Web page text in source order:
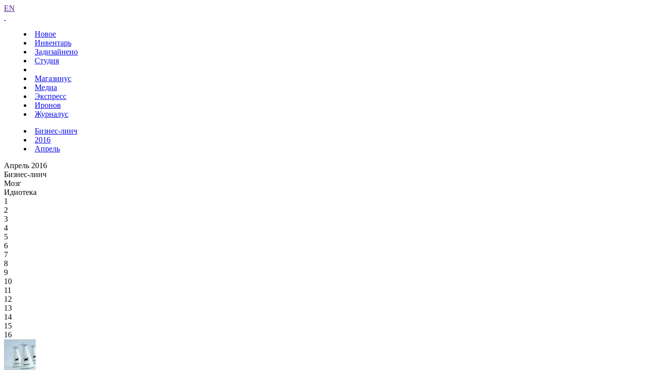
EN
Новое
Инвентарь
Задизайнено
Студия
Магазинус
Медиа
Экспресс
Иронов
Журналус
Бизнес-линч
2016
Апрель
Апрель 2016
Бизнес-линч
Мозг
Идиотека
1
2
3
4
5
6
7
8
9
10
11
12
13
14
15
16